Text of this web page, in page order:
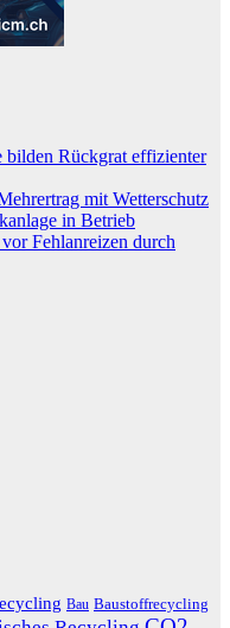
bilden Rückgrat effizienter
mit Wetterschutz
in Betrieb
Fehlanreizen durch
Bau Baustoffrecycling